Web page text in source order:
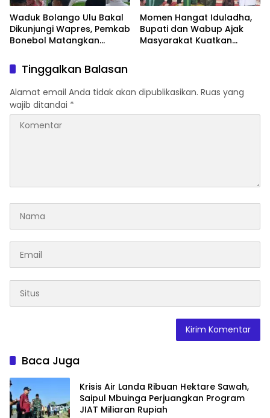
Waduk Bolango Ulu Bakal
Dikunjungi Wapres, Pemkab
Bonebol Matangkan
Momen Hangat Iduladha,
Bupati dan Wabup Ajak
Masyarakat Kuatkan
Tinggalkan Balasan
Alamat email Anda tidak akan dipublikasikan. Ruas yang
wajib ditandai *
Baca Juga
Krisis Air Landa Ribuan Hektare Sawah,
Saipul Mbuinga Perjuangkan Program
JIAT Miliaran Rupiah